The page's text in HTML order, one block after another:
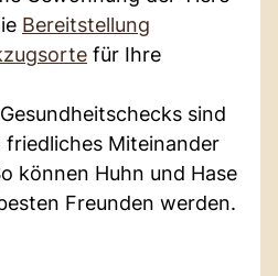
Bereitstellung
für Ihre
sind
friedliches Miteinander
können Huhn und Hase
Freunden werden.